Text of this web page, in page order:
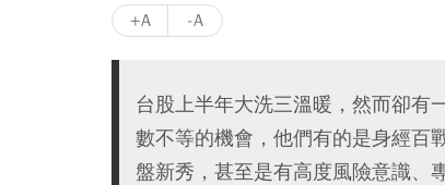
+A -A
台股上半年大洗三溫暖，然而卻有
數不等的機會，他們有的是身經百
盤新秀，甚至是有高度風險意識、